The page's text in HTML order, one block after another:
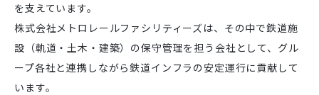
を支えています。
株式会社メトロレールファシリティーズは、その中で鉄道施
設（軌道・土木・建築）の保守管理を担う会社として、グル
ープ各社と連携しながら鉄道インフラの安定運行に貢献して
います。